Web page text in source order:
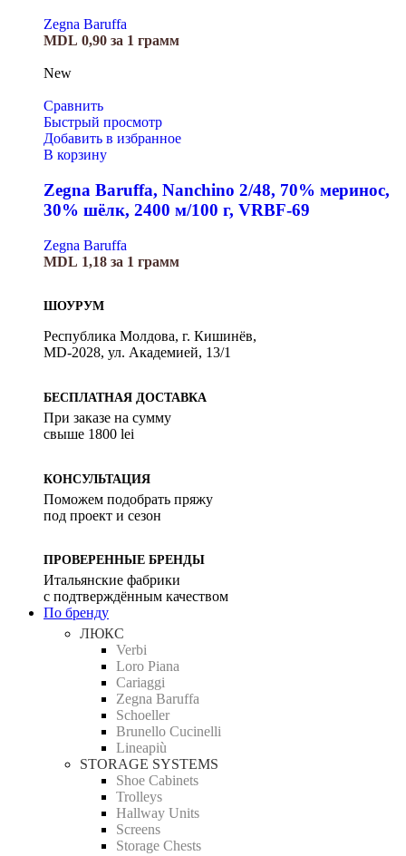
Zegna Baruffa
MDL 0,90 за 1 грамм
New
Сравнить
Быстрый просмотр
Добавить в избранное
В корзину
Zegna Baruffa, Nanchino 2/48, 70% меринос,
30% шёлк, 2400 м/100 г, VRBF-69
Zegna Baruffa
MDL 1,18 за 1 грамм
ШОУРУМ
Республика Молдова, г. Кишинёв,
MD-2028, ул. Академией, 13/1
БЕСПЛАТНАЯ ДОСТАВКА
При заказе на сумму
свыше 1800 lei
КОНСУЛЬТАЦИЯ
Поможем подобрать пряжу
под проект и сезон
ПРОВЕРЕННЫЕ БРЕНДЫ
Итальянские фабрики
с подтверждённым качеством
По бренду
ЛЮКС
Verbi
Loro Piana
Cariaggi
Zegna Baruffa
Schoeller
Brunello Cucinelli
Lineapiù
STORAGE SYSTEMS
Shoe Cabinets
Trolleys
Hallway Units
Screens
Storage Chests